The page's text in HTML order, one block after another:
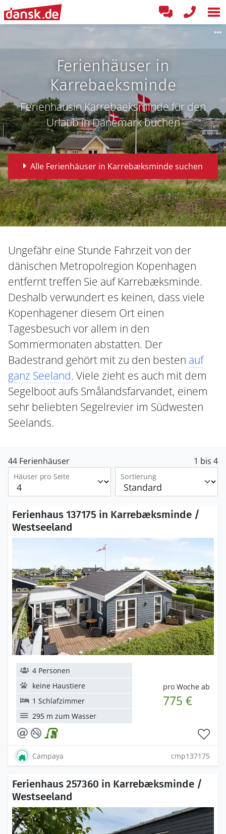
Ferienhäuser in
Karrebaeksminde
Ferienhausin Karrebaeksminde für den
Urlaub in Dänemark buchen
Alle Ferienhäuser in Karrebæksminde suchen
Ungefähr eine Stunde Fahrzeit von der
dänischen Metropolregion Kopenhagen
entfernt treffen Sie auf Karrebæksminde.
Deshalb verwundert es keinen, dass viele
Kopenhagener diesem Ort einen
Tagesbesuch vor allem in den
Sommermonaten abstatten. Der
Badestrand gehört mit zu den besten auf
ganz Seeland. Viele zieht es auch mit dem
Segelboot aufs Smålandsfarvandet, einem
sehr beliebten Segelrevier im Südwesten
Seelands.
44 Ferienhäuser 1 bis 4
Häuser pro Seite Sortierung
Ferienhaus 137175 in Karrebæksminde /
Westseeland
pro Woche ab
775 €
4 Personen
keine Haustiere
1 Schlafzimmer
295 m zum Wasser
Campaya cmp137175
Ferienhaus 257360 in Karrebæksminde /
Westseeland